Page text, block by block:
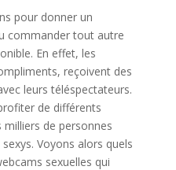
pour donner un
commander tout autre
En effet, les
reçoivent des
leurs téléspectateurs.
de différents
de personnes
Voyons alors quels
sexuelles qui